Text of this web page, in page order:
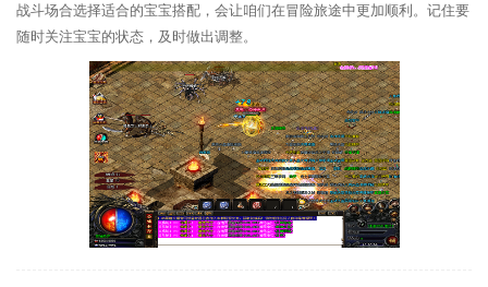
战斗场合选择适合的宝宝搭配，会让咱们在冒险旅途中更加顺利。记住要
随时关注宝宝的状态，及时做出调整。